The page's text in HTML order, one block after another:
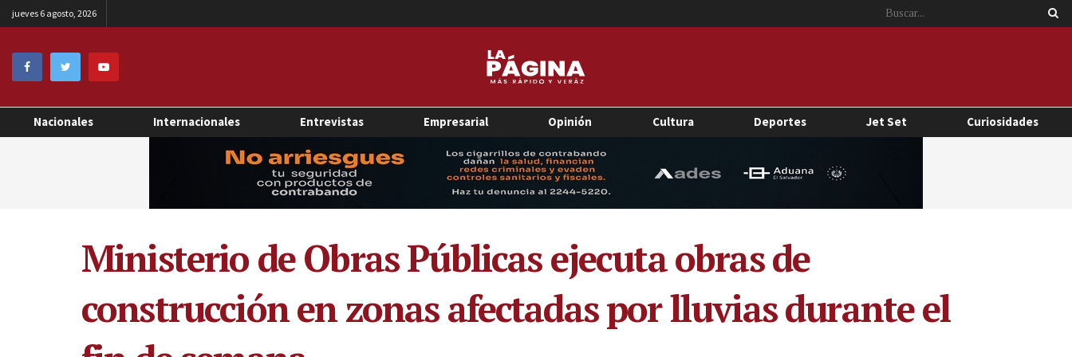
jueves 6 agosto, 2026
Nacionales Internacionales Entrevistas Empresarial Opinión Cultura Deportes Jet Set Curiosidades
Ministerio de Obras Públicas ejecuta obras de
construcción en zonas afectadas por lluvias durante el